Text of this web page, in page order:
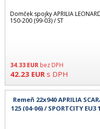
Domček spojky APRILIA
150-200 (99-03) / ST
34.33 EUR bez DPH
42.23 EUR s DPH
Remeň 22x940 APRILIA
125 (04-06) / SPORTCITY EU3